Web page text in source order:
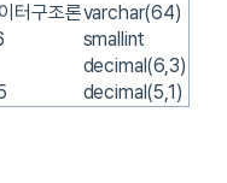
터구조론varchar(64)
smallint
decimal(6,3)
decimal(5,1)